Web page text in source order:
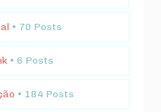
• 70 Posts
• 6 Posts
• 184 Posts